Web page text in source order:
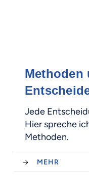
Methoden
Jede
Hier spreche
Methoden.
MEHR